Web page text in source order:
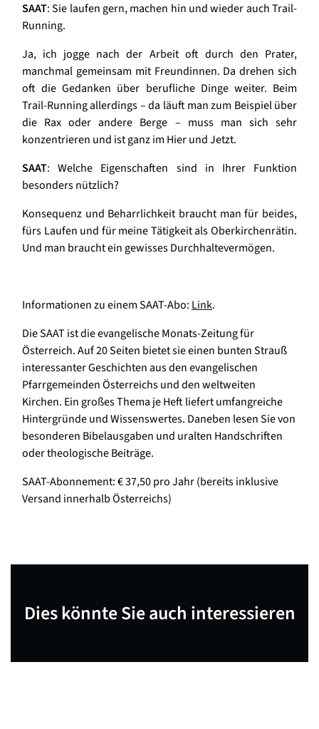
SAAT: Sie laufen gern, machen hin und wieder auch Trail-
Running.
Ja, ich jogge nach der Arbeit oft durch den Prater,
manchmal gemeinsam mit Freundinnen. Da drehen sich
oft die Gedanken über berufliche Dinge weiter. Beim
Trail-Running allerdings – da läuft man zum Beispiel über
die Rax oder andere Berge – muss man sich sehr
konzentrieren und ist ganz im Hier und Jetzt.
SAAT: Welche Eigenschaften sind in Ihrer Funktion
besonders nützlich?
Konsequenz und Beharrlichkeit braucht man für beides,
fürs Laufen und für meine Tätigkeit als Oberkirchenrätin.
Und man braucht ein gewisses Durchhaltevermögen.
Informationen zu einem SAAT-Abo:Link.
Die SAAT ist die evangelische Monats-Zeitung für
Österreich. Auf 20 Seiten bietet sie einen bunten Strauß
interessanter Geschichten aus den evangelischen
Pfarrgemeinden Österreichs und den weltweiten
Kirchen. Ein großes Thema je Heft liefert umfangreiche
Hintergründe und Wissenswertes. Daneben lesen Sie von
besonderen Bibelausgaben und uralten Handschriften
oder theologische Beiträge.
SAAT-Abonnement: € 37,50 pro Jahr (bereits inklusive
Versand innerhalb Österreichs)
Dies könnte Sie auch interessieren